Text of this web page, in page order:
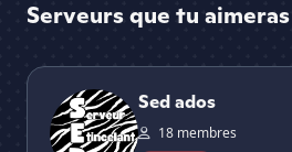
Serveurs que tu
Sed ados
Sed ados
18 membres